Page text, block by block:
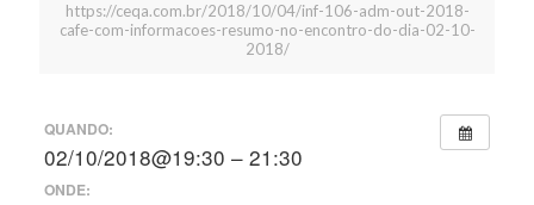
https://ceqa.com.br/2018/10/04/inf-106-adm-out-2018-
cafe-com-informacoes-resumo-no-encontro-do-dia-02-10-
2018/
QUANDO:
02/10/2018@19:30 – 21:30
ONDE: